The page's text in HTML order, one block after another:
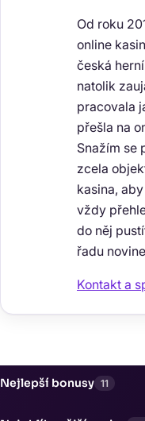
Od roku
online
česká
natolik
pracovala
přešla na
Snažím se
zcela
kasina,
vždy
do něj
řadu
Kontakt a
Nejlepší bonusy 11